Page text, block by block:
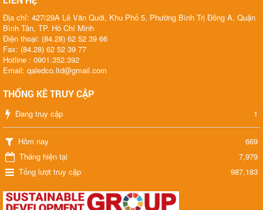
Địa chỉ: 427/29A Lê Văn Quới, Khu Phố 5, Phường Bình Trị Đông A, Quận
Bình Tân, TP. Hồ Chí Minh
Điện thoại: (84.28) 62 52 39 66
Fax: (84.28) 62 52 39 77
Hotline : 0901.352.392
Email: qaledco.ltd@gmail.com
THỐNG KÊ TRUY CẬP
Đang truy cập 1
Hôm nay
669
Tháng hiện tại
7,979
Tổng lượt truy cập
987,183